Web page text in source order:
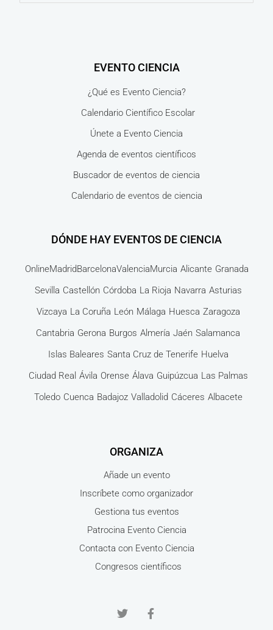
EVENTO CIENCIA
¿Qué es Evento Ciencia?
Calendario Científico Escolar
Únete a Evento Ciencia
Agenda de eventos científicos
Buscador de eventos de ciencia
Calendario de eventos de ciencia
DÓNDE HAY EVENTOS DE CIENCIA
OnlineMadridBarcelonaValenciaMurcia Alicante Granada
Sevilla Castellón Córdoba La Rioja Navarra Asturias
Vizcaya La Coruña León Málaga Huesca Zaragoza
Cantabria Gerona Burgos Almería Jaén Salamanca
Islas Baleares Santa Cruz de Tenerife Huelva
Ciudad Real Ávila Orense Álava Guipúzcua Las Palmas
Toledo Cuenca Badajoz Valladolid Cáceres Albacete
ORGANIZA
Añade un evento
Inscríbete como organizador
Gestiona tus eventos
Patrocina Evento Ciencia
Contacta con Evento Ciencia
Congresos científicos